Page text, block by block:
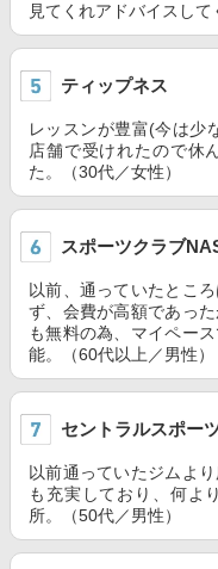
見てくれアドバイスして
ティップネス
レッスンが豊富(今は少
店舗で受けれたので休
た。（30代／女性）
スポーツクラブ
以前、通っていたとこ
ず、会費が高額であっ
も無料の為、マイペー
能。（60代以上／男性）
セントラルスポー
以前通っていたジムよ
も充実しており、何よ
所。（50代／男性）